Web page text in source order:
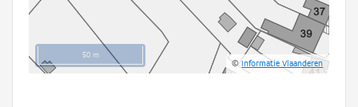
50 m
© Informatie Vlaanderen